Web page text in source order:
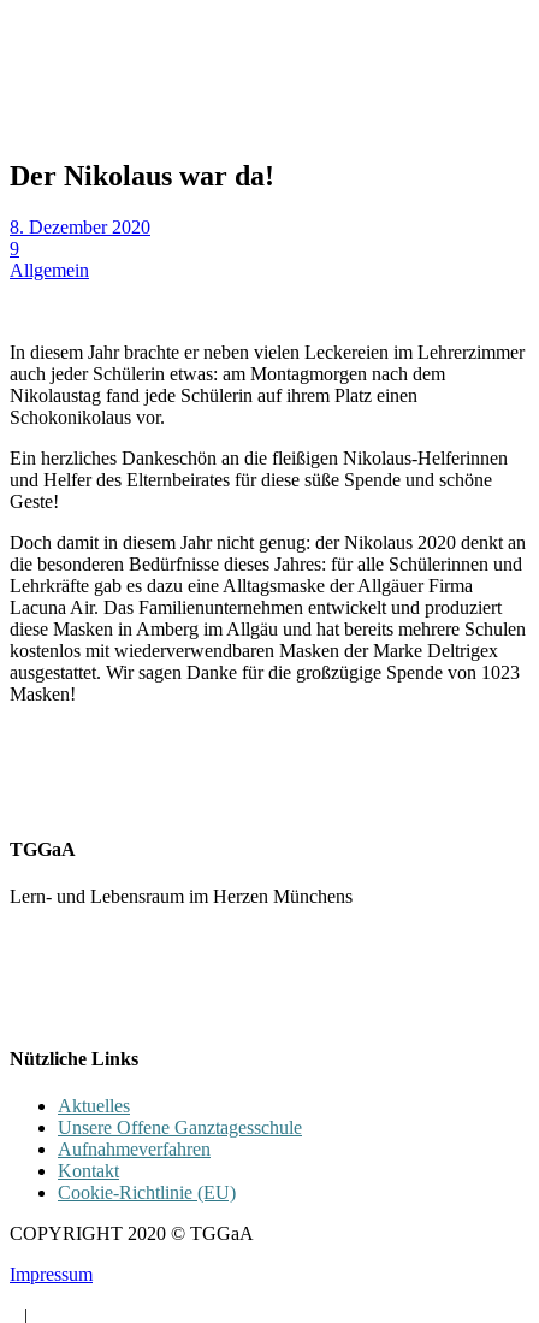
Der Nikolaus war da!
8. Dezember 2020
9
Allgemein
In diesem Jahr brachte er neben vielen Leckereien im Lehrerzimmer
auch jeder Schülerin etwas: am Montagmorgen nach dem
Nikolaustag fand jede Schülerin auf ihrem Platz einen
Schokonikolaus vor.
Ein herzliches Dankeschön an die fleißigen Nikolaus-Helferinnen
und Helfer des Elternbeirates für diese süße Spende und schöne
Geste!
Doch damit in diesem Jahr nicht genug: der Nikolaus 2020 denkt an
die besonderen Bedürfnisse dieses Jahres: für alle Schülerinnen und
Lehrkräfte gab es dazu eine Alltagsmaske der Allgäuer Firma
Lacuna Air. Das Familienunternehmen entwickelt und produziert
diese Masken in Amberg im Allgäu und hat bereits mehrere Schulen
kostenlos mit wiederverwendbaren Masken der Marke Deltrigex
ausgestattet. Wir sagen Danke für die großzügige Spende von 1023
Masken!
TGGaA
Lern- und Lebensraum im Herzen Münchens
Nützliche Links
Aktuelles
Unsere Offene Ganztagesschule
Aufnahmeverfahren
Kontakt
Cookie-Richtlinie (EU)
COPYRIGHT 2020 © TGGaA
Impressum
|